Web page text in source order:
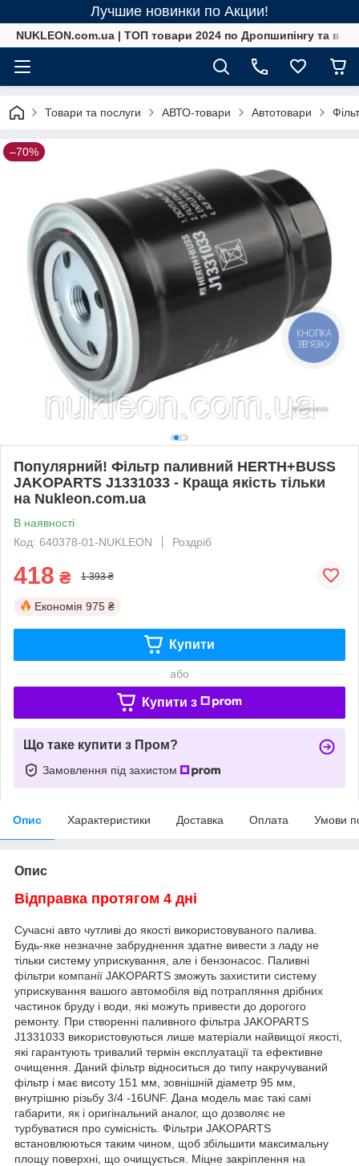
Лучшие новинки по Акции!
NUKLEON.com.ua | ТОП товари 2024 по Дропшипінгу та в
Товари та послуги АВТО-товари Автотовари
–70%
Популярний! Фільтр паливний HERTH+BUSS
JAKOPARTS J1331033 - Краща якість тільки
на Nukleon.com.ua
В наявності
Код: 640378-01-NUKLEON
Роздріб
418 ₴ 1 393 ₴
Економія 975 ₴
Купити
або
Купити з
Що таке купити з Пром?
Замовлення під захистом
Опис Характеристики Доставка Оплата Умови
Опис
Відправка протягом 4 дні
Сучасні авто чутливі до якості використовуваного палива.
Будь-яке незначне забруднення здатне вивести з ладу не
тільки систему уприскування, але і бензонасос. Паливні
фільтри компанії JAKOPARTS зможуть захистити систему
уприскування вашого автомобіля від потрапляння дрібних
частинок бруду і води, які можуть привести до дорогого
ремонту. При створенні паливного фільтра JAKOPARTS
J1331033 використовуються лише матеріали найвищої якості,
які гарантують тривалий термін експлуатації та ефективне
очищення. Даний фільтр відноситься до типу накручуваний
фільтр і має висоту 151 мм, зовнішній діаметр 95 мм,
внутрішню різьбу 3/4 -16UNF. Дана модель має такі самі
габарити, як і оригінальний аналог, що дозволяє не
турбуватися про сумісність. Фільтри JAKOPARTS
встановлюються таким чином, щоб збільшити максимальну
площу поверхні, що очищується. Міцне закріплення на
КНОПКА
ЗВ'ЯЗКУ